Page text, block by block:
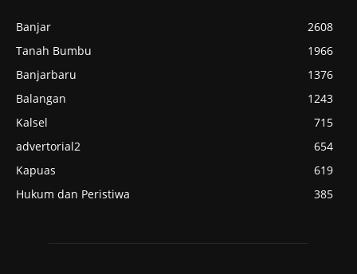
Banjar
2608
Tanah Bumbu
1966
Banjarbaru
1376
Balangan
1243
Kalsel
715
advertorial2
654
Kapuas
619
Hukum dan Peristiwa
385